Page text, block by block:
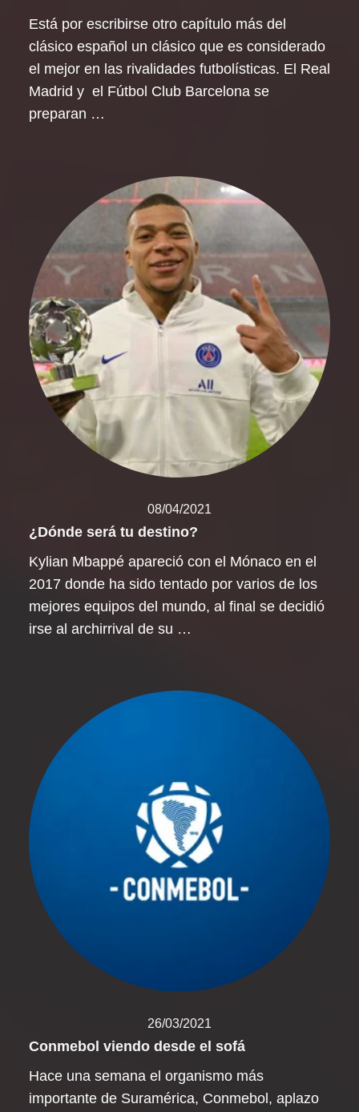
Está por escribirse otro capítulo más del
clásico español un clásico que es considerado
el mejor en las rivalidades futbolísticas. El Real
Madrid y el Fútbol Club Barcelona se
preparan …
08/04/2021
¿Dónde será tu destino?
Kylian Mbappé apareció con el Mónaco en el
2017 donde ha sido tentado por varios de los
mejores equipos del mundo, al final se decidió
irse al archirrival de su …
26/03/2021
Conmebol viendo desde el sofá
Hace una semana el organismo más
importante de Suramérica, Conmebol, aplazo